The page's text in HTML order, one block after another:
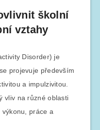
školní
vztahy
Disorder) je
projevuje především
a impulzivitou.
vliv na různé oblasti
práce a